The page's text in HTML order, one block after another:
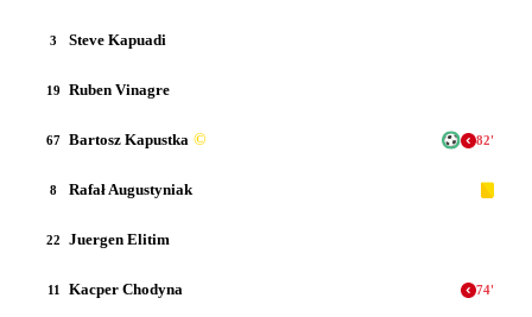
3 Steve Kapuadi
19 Ruben Vinagre
67 Bartosz Kapustka © 82'
8 Rafał Augustyniak
22 Juergen Elitim
11 Kacper Chodyna 74'